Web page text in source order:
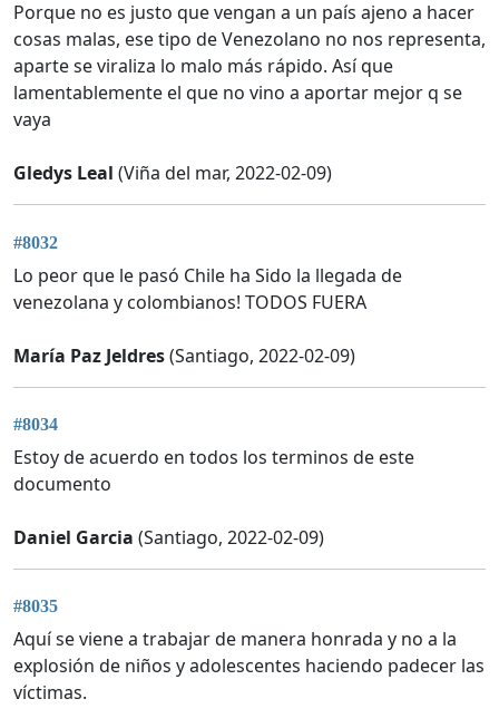
Porque no es justo que vengan a un país ajeno a hacer
cosas malas, ese tipo de Venezolano no nos representa,
aparte se viraliza lo malo más rápido. Así que
lamentablemente el que no vino a aportar mejor q se
vaya
Gledys Leal (Viña del mar, 2022-02-09)
#8032
Lo peor que le pasó Chile ha Sido la llegada de
venezolana y colombianos! TODOS FUERA
María Paz Jeldres(Santiago, 2022-02-09)
#8034
Estoy de acuerdo en todos los terminos de este
documento
Daniel Garcia (Santiago, 2022-02-09)
#8035
Aquí se viene a trabajar de manera honrada y no a la
explosión de niños y adolescentes haciendo padecer las
víctimas.